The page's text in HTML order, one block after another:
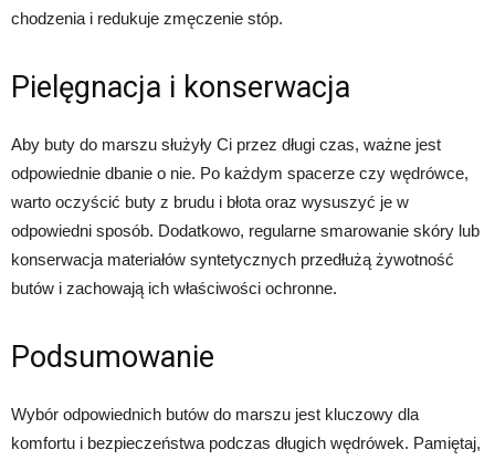
chodzenia i redukuje zmęczenie stóp.
Pielęgnacja i konserwacja
Aby buty do marszu służyły Ci przez długi czas, ważne jest
odpowiednie dbanie o nie. Po każdym spacerze czy wędrówce,
warto oczyścić buty z brudu i błota oraz wysuszyć je w
odpowiedni sposób. Dodatkowo, regularne smarowanie skóry lub
konserwacja materiałów syntetycznych przedłużą żywotność
butów i zachowają ich właściwości ochronne.
Podsumowanie
Wybór odpowiednich butów do marszu jest kluczowy dla
komfortu i bezpieczeństwa podczas długich wędrówek. Pamiętaj,